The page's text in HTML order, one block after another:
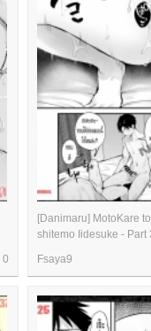
0
[Danimaru] MotoKare
shitemo Iidesuke - Part
Fsaya9